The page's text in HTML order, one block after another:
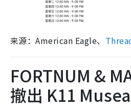
来源：American Eagle、
FORTNUM &
撤出 K11 Musea